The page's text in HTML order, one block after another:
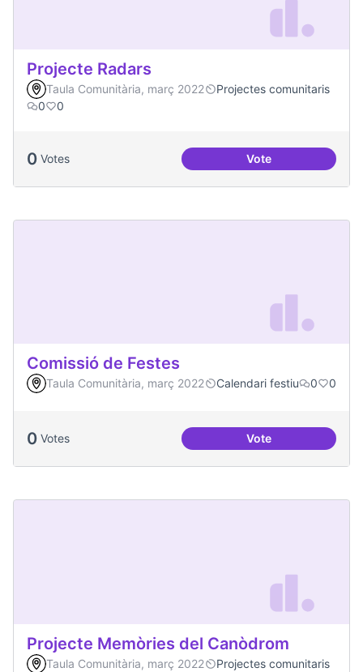
Projecte Radars
Taula Comunitària, març 2022
Projectes comunitaris
0
0
0 Votes VoteProjecte Radars
Comissió de Festes
Taula Comunitària, març 2022 Calendari festiu 0 0
0 Votes VoteComissió de
Projecte Memòries del Canòdrom
Taula Comunitària, març 2022
Projectes comunitaris